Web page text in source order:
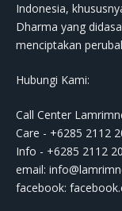
Indonesia,
Dharma yang
menciptakan
Hubungi Kami:
Call Center
Care - +6285 2112
Info - +6285 2112
email:
facebook: